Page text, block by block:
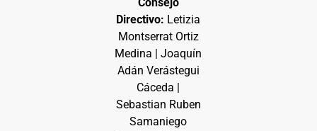
Directivo: Letizia
Montserrat Ortiz
Medina | Joaquín
Adán Verástegui
Cáceda |
Sebastian Ruben
Samaniego